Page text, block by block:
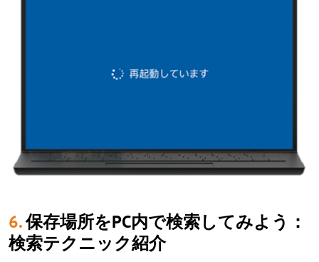
6.保存場所をPC内で検索してみよう：
検索テクニック紹介